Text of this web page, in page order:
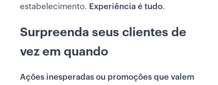
estabelecimento. Experiência é tudo.
Surpreenda seus clientes de
vez em quando
Ações inesperadas ou promoções que valem